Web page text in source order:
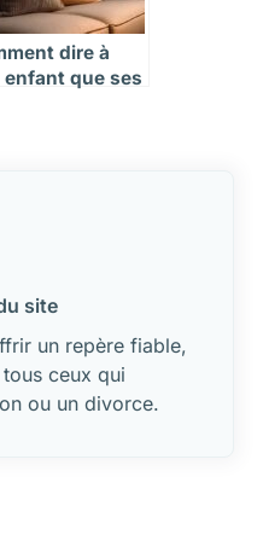
dire à
enfant que ses
site
un repère fiable,
ceux qui
ou un divorce.